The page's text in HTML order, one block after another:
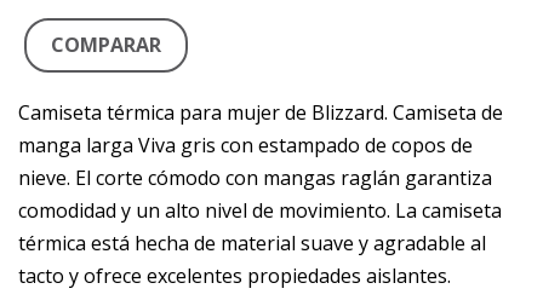
COMPARAR
Camiseta térmica para mujer de Blizzard. Camiseta de
manga larga Viva gris con estampado de copos de
nieve. El corte cómodo con mangas raglán garantiza
comodidad y un alto nivel de movimiento. La camiseta
térmica está hecha de material suave y agradable al
tacto y ofrece excelentes propiedades aislantes.